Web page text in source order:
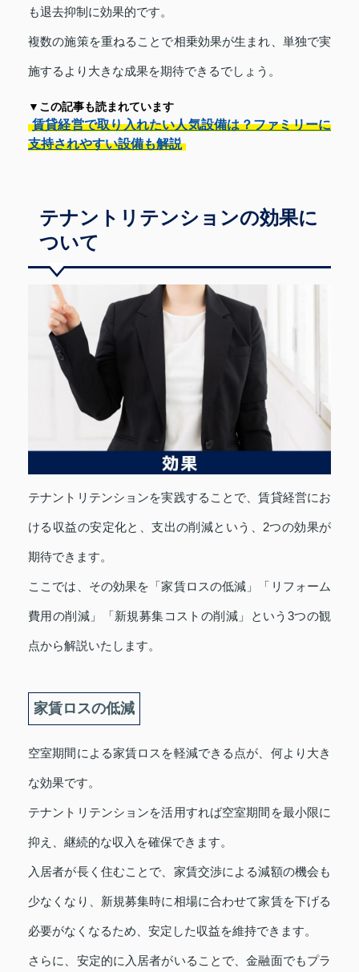
も退去抑制に効果的です。
複数の施策を重ねることで相乗効果が生まれ、単独で実
施するより大きな成果を期待できるでしょう。
▼この記事も読まれています
賃貸経営で取り入れたい人気設備は？ファミリーに
支持されやすい設備も解説
テナントリテンションの効果に
ついて
テナントリテンションを実践することで、賃貸経営にお
ける収益の安定化と、支出の削減という、2つの効果が
期待できます。
ここでは、その効果を「家賃ロスの低減」「リフォーム
費用の削減」「新規募集コストの削減」という3つの観
点から解説いたします。
家賃ロスの低減
空室期間による家賃ロスを軽減できる点が、何より大き
な効果です。
テナントリテンションを活用すれば空室期間を最小限に
抑え、継続的な収入を確保できます。
入居者が長く住むことで、家賃交渉による減額の機会も
少なくなり、新規募集時に相場に合わせて家賃を下げる
必要がなくなるため、安定した収益を維持できます。
さらに、安定的に入居者がいることで、金融面でもプラ